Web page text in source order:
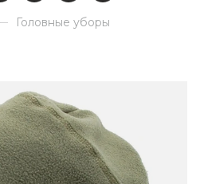
Головные уборы